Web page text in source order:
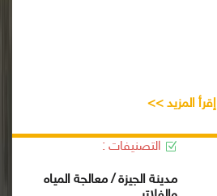
إقرأ المزيد >>
التصنيفات :
مدينة الجيزة / معالجة المياه